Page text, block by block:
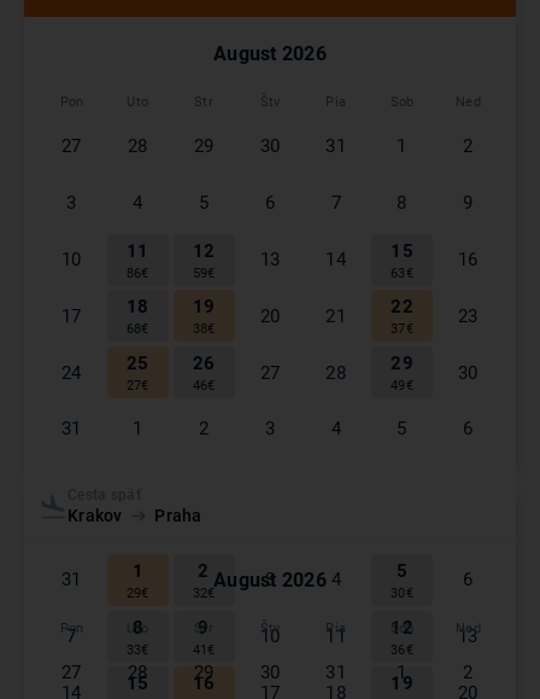
August 2026
Pon Uto Str Štv Pia Sob Ned
27 28 29 30 31 1 2
3 4 5 6 7 8 9
10 11
86€
12
59€
13 14 15
63 €
16
17 18
68 €
19
38€
20 21 22
37€
23
24 25
27€
26
46€
27 28 29
49 €
30
31 1 2 3 4 5 6
31 1
29€
2
32€
3 4 5
30 €
6
7 8
33€
9
41 €
10 11 12
36€
13
14 15 16 17 18 19 20
Krakov Praha
August 2026
Pon Uto Str Štv Pia Sob Ned
27 28 29 30 31 1 2